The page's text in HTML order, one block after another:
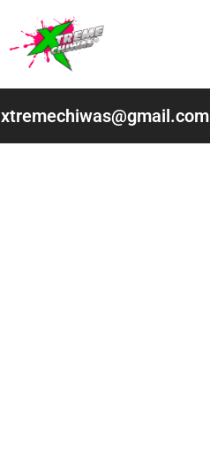
contenido
xtremechiwas@gmail.com